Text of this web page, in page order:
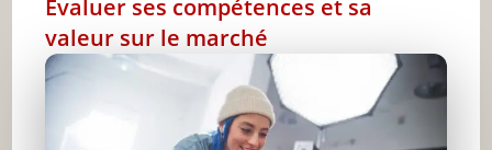
Évaluer ses compétences et sa
valeur sur le marché